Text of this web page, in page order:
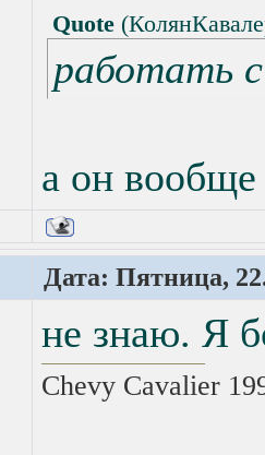
Quote (
работать
а он вообще
Дата: Пятница,
не знаю. Я
Chevy Cavalier